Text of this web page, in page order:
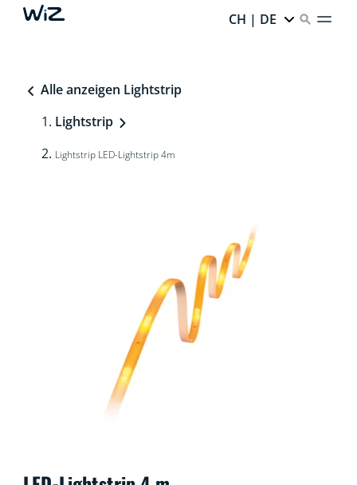
CH | DE
Alle anzeigen Lightstrip
Lightstrip
Lightstrip LED-Lightstrip 4m